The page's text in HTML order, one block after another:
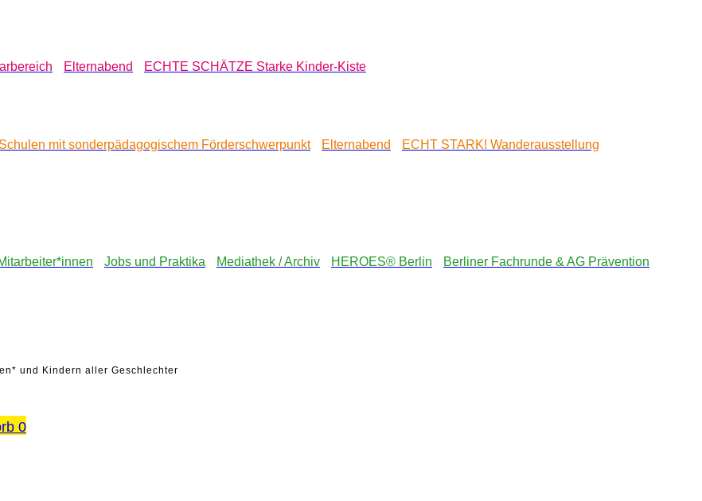
Elternabend ECHTE SCHÄTZE Starke Kinder-Kiste
mit sonderpädagogischem Förderschwerpunkt Elternabend ECHT STARK! Wanderausstellung
Jobs und Praktika Mediathek / Archiv HEROES® Berlin Berliner Fachrunde & AG Prävention
und Kindern aller Geschlechter
0